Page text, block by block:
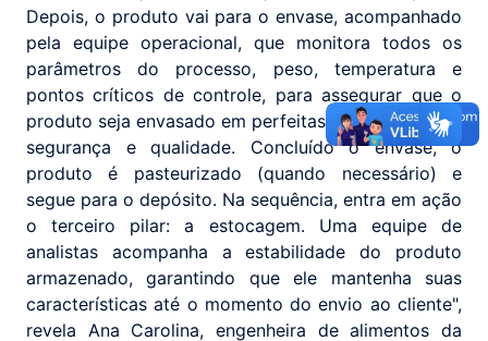
Depois, o produto vai para o envase, acompanhado
pela equipe operacional, que monitora todos os
parâmetros do processo, peso, temperatura e
pontos críticos de controle, para assegurar que o
produto seja envasado em perfeitas condições, com
segurança e qualidade. Concluído o envase, o
produto é pasteurizado (quando necessário) e
segue para o depósito. Na sequência, entra em ação
o terceiro pilar: a estocagem. Uma equipe de
analistas acompanha a estabilidade do produto
armazenado, garantindo que ele mantenha suas
características até o momento do envio ao cliente",
revela Ana Carolina, engenheira de alimentos da